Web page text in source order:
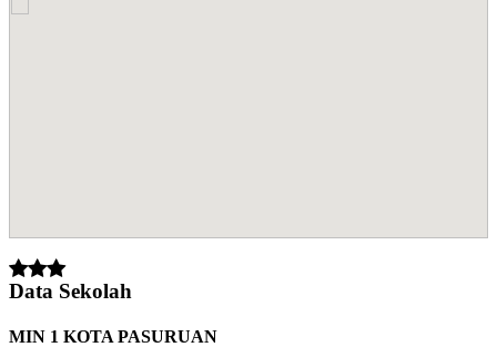
Data Sekolah
MIN 1 KOTA PASURUAN